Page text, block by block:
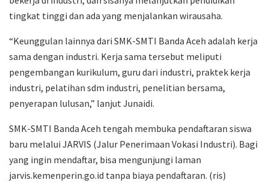
tingkat tinggi dan ada yang menjalankan wirausaha.
“Keunggulan lainnya dari SMK-SMTI Banda Aceh adalah kerja
sama dengan industri. Kerja sama tersebut meliputi
pengembangan kurikulum, guru dari industri, praktek kerja
industri, pelatihan sdm industri, penelitian bersama,
penyerapan lulusan,” lanjut Junaidi.
SMK-SMTI Banda Aceh tengah membuka pendaftaran siswa
baru melalui JARVIS (Jalur Penerimaan Vokasi Industri). Bagi
yang ingin mendaftar, bisa mengunjungi laman
jarvis.kemenperin.go.id tanpa biaya pendaftaran. (ris)